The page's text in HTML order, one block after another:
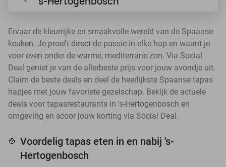
Ervaar de kleurrijke en smaakvolle wereld van de Spaanse
keuken. Je proeft direct de passie in elke hap en waant je
voor even onder de warme, mediterrane zon. Via Social
Deal geniet je van de allerbeste prijs voor jouw avondje uit.
Claim de beste deals en deel de heerlijkste Spaanse tapas
hapjes met jouw favoriete gezelschap. Bekijk de actuele
deals voor tapasrestaurants in 's-Hertogenbosch en
omgeving en scoor jouw korting via Social Deal.
🍲 Voordelig tapas eten in en nabij 's-
Hertogenbosch